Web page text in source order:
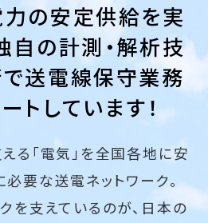
の安定供給を実
自の計測・解析技
送電線保守業務
トしています！
る「電気」を全国各地に安
要な送電ネットワーク。
を支えているのが、日本の